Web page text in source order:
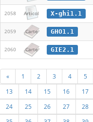
2058 Articol X-ghi1.1
2059 Carte GHO1.1
2060 Carte GIE2.1
« 1 2 3 4 5
13
14 15 16 17
24
25 26 27 28